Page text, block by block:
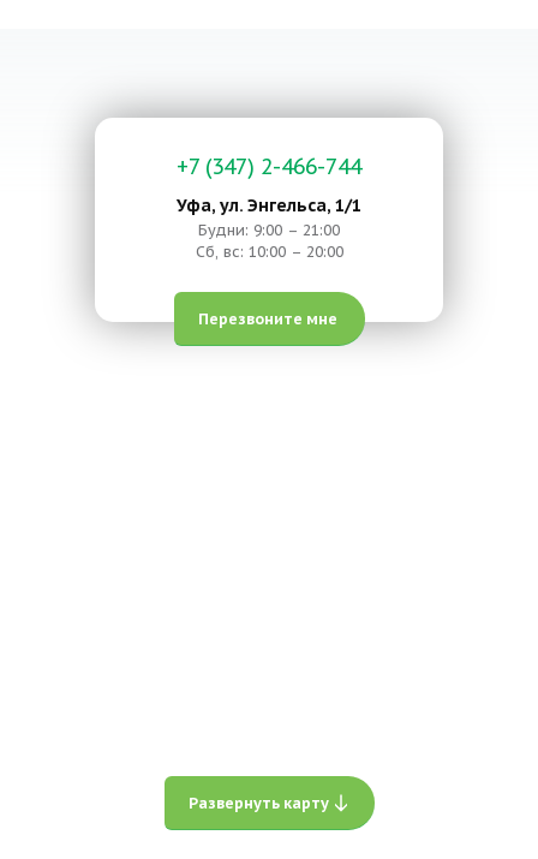
+7 (347) 2-466-744
Уфа, ул. Энгельса, 1/1
Будни: 9:00 – 21:00
Сб, вс: 10:00 – 20:00
Перезвоните мне
Развернуть карту